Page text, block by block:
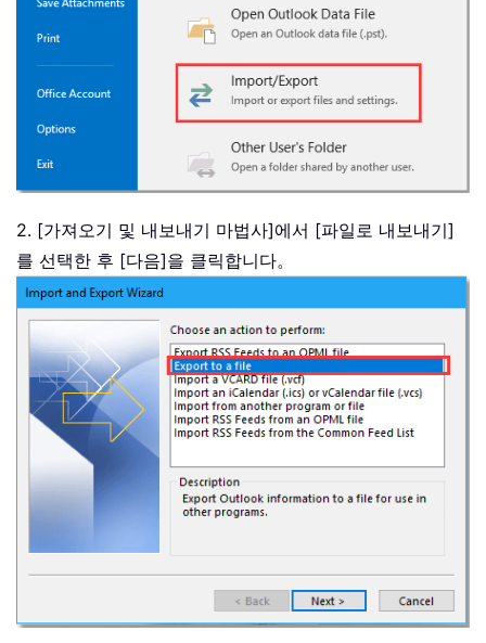
2. [가져오기 및 내보내기 마법사]에서 [파일로 내보내기]
를 선택한 후 [다음]을 클릭합니다。